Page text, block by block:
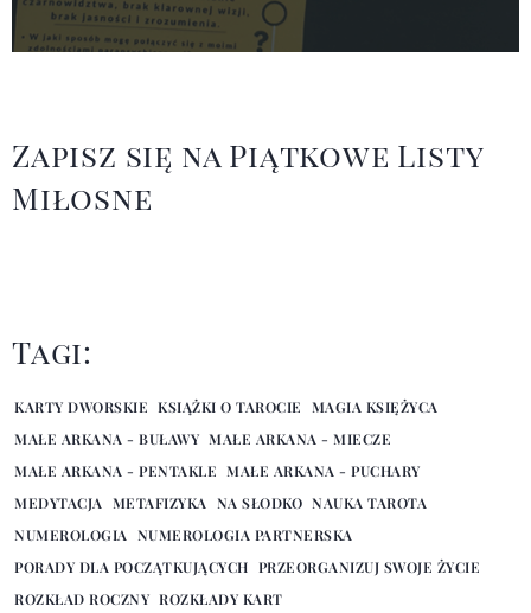
Zapisz się na Piątkowe Listy
Miłosne
Tagi:
KARTY DWORSKIE KSIĄŻKI O TAROCIE
MAGIA KSIĘŻYCA
MAŁE ARKANA - BUŁAWY MAŁE ARKANA - MIECZE
MAŁE ARKANA - PENTAKLE MAŁE ARKANA - PUCHARY
MEDYTACJA
METAFIZYKA NA SŁODKO NAUKA TAROTA
NUMEROLOGIA
NUMEROLOGIA PARTNERSKA
PORADY DLA POCZĄTKUJĄCYCH PRZEORGANIZUJ SWOJE ŻYCIE
ROZKŁAD ROCZNY ROZKŁADY KART